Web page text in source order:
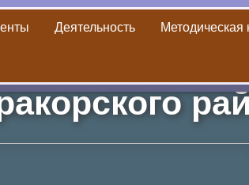
Деятельность Методическая